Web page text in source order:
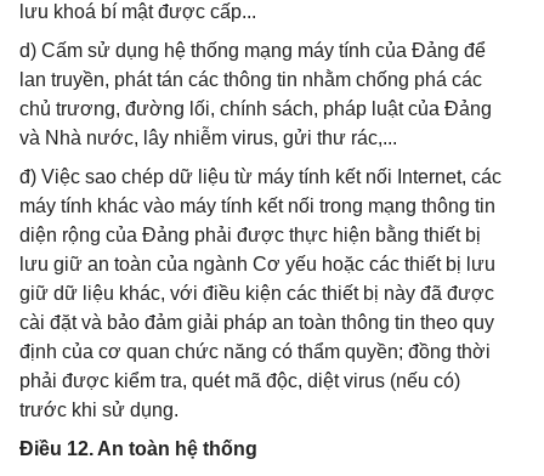
lưu khoá bí mật được cấp...
d) Cấm sử dụng hệ thống mạng máy tính của Đảng để
lan truyền, phát tán các thông tin nhằm chống phá các
chủ trương, đường lối, chính sách, pháp luật của Đảng
và Nhà nước, lây nhiễm virus, gửi thư rác,...
đ) Việc sao chép dữ liệu từ máy tính kết nối Internet, các
máy tính khác vào máy tính kết nối trong mạng thông tin
diện rộng của Đảng phải được thực hiện bằng thiết bị
lưu giữ an toàn của ngành Cơ yếu hoặc các thiết bị lưu
giữ dữ liệu khác, với điều kiện các thiết bị này đã được
cài đặt và bảo đảm giải pháp an toàn thông tin theo quy
định của cơ quan chức năng có thẩm quyền; đồng thời
phải được kiểm tra, quét mã độc, diệt virus (nếu có)
trước khi sử dụng.
Điều 12. An toàn hệ thống